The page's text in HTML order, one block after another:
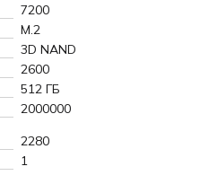
7200
M.2
3D NAND
2600
512 ГБ
2000000
2280
1